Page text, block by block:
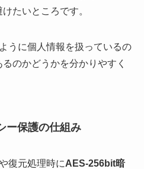
たいところです。
うに個人情報を扱っているの
のかどうかを分かりやすく
ー保護の仕組み
復元処理時にAES-256bit暗